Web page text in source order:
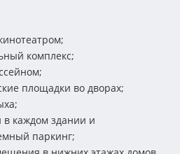
комплекс;
площадки во дворах;
каждом здании и
паркинг;